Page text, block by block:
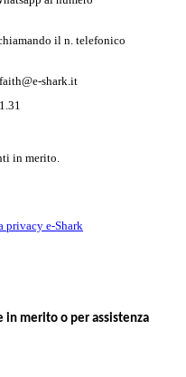
il n. telefonico
shark.it
in merito.
privacy e-Shark
merito o per assistenza